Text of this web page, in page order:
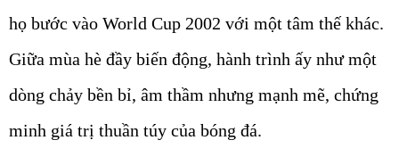
họ bước vào World Cup 2002 với một tâm thế khác.
Giữa mùa hè đầy biến động, hành trình ấy như một
dòng chảy bền bỉ, âm thầm nhưng mạnh mẽ, chứng
minh giá trị thuần túy của bóng đá.